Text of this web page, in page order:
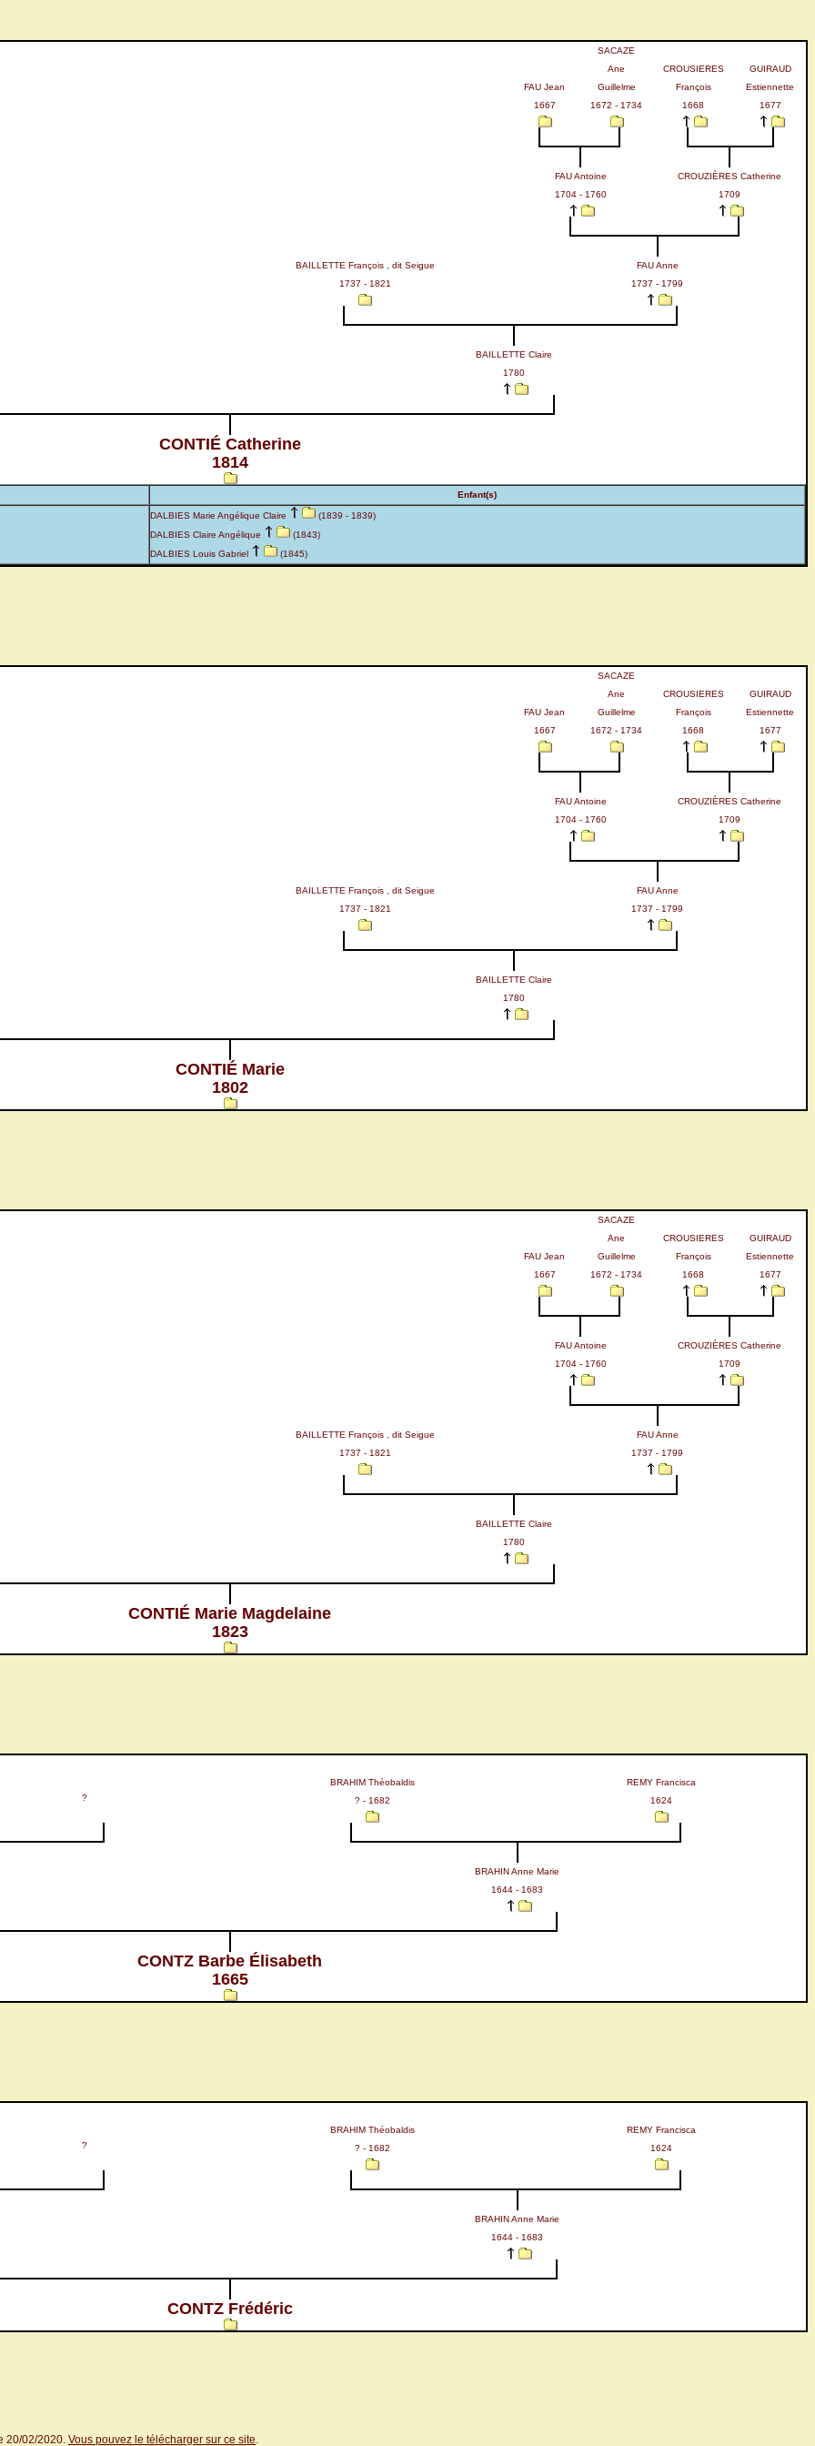
FAU Jean
1667
SACAZE
Ane
Guillelme
1672 - 1734
CROUSIERES
François
1668
GUIRAUD
Estiennette
1677
FAU Antoine
1704 - 1760
CROUZIÈRES Catherine
1709
BAILLETTE François , dit Seigue
1737 - 1821
FAU Anne
1737 - 1799
BAILLETTE Claire
1780
CONTIÉ Catherine
1814
Enfant(s)
DALBIES Marie Angélique Claire
(1839 - 1839)
DALBIES Claire Angélique
(1843)
DALBIES Louis Gabriel
(1845)
FAU Jean
1667
SACAZE
Ane
Guillelme
1672 - 1734
CROUSIERES
François
1668
GUIRAUD
Estiennette
1677
FAU Antoine
1704 - 1760
CROUZIÈRES Catherine
1709
BAILLETTE François , dit Seigue
1737 - 1821
FAU Anne
1737 - 1799
BAILLETTE Claire
1780
CONTIÉ Marie
1802
FAU Jean
1667
SACAZE
Ane
Guillelme
1672 - 1734
CROUSIERES
François
1668
GUIRAUD
Estiennette
1677
FAU Antoine
1704 - 1760
CROUZIÈRES Catherine
1709
BAILLETTE François , dit Seigue
1737 - 1821
FAU Anne
1737 - 1799
BAILLETTE Claire
1780
CONTIÉ Marie Magdelaine
1823
?
BRAHIM Théobaldis
? - 1682
REMY Francisca
1624
BRAHIN Anne Marie
1644 - 1683
CONTZ Barbe Élisabeth
1665
?
BRAHIM Théobaldis
? - 1682
REMY Francisca
1624
BRAHIN Anne Marie
1644 - 1683
CONTZ Frédéric
20/02/2020. Vous pouvez le télécharger sur ce site.